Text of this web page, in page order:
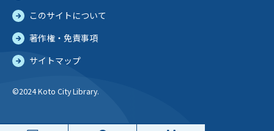
このサイトについて
著作権・免責事項
サイトマップ
©2024 Koto City Library.